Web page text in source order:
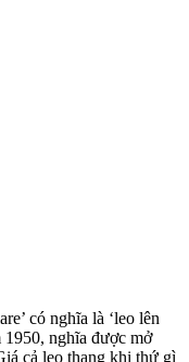
có nghĩa là ‘leo lên
1950, nghĩa được mở
cả leo thang khi thứ gì